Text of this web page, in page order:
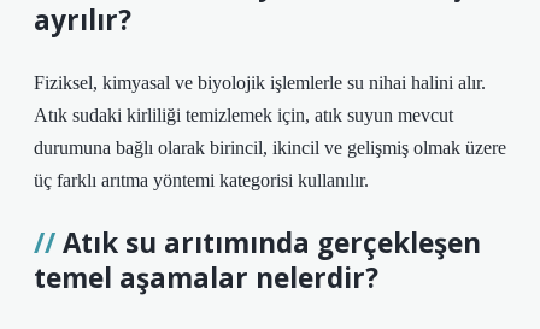
ayrılır?
Fiziksel, kimyasal ve biyolojik işlemlerle su nihai halini alır.
Atık sudaki kirliliği temizlemek için, atık suyun mevcut
durumuna bağlı olarak birincil, ikincil ve gelişmiş olmak üzere
üç farklı arıtma yöntemi kategorisi kullanılır.
Atık su arıtımında gerçekleşen
temel aşamalar nelerdir?